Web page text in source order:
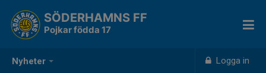
Nyheter Logga in
SÖDERHAMNS FF
Pojkar födda 17